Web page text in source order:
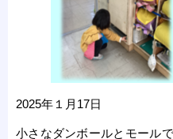
2025年１月17日
小さなダンボールとモール